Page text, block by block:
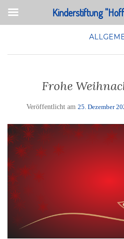
Frohe
Veröffentlicht am 25. Dezember
Kinderstiftung